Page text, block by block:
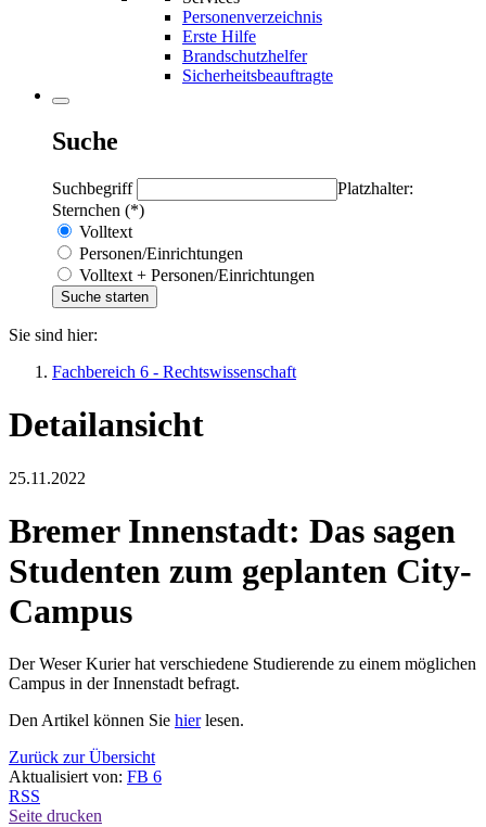
Personenverzeichnis
Erste Hilfe
Brandschutzhelfer
Sicherheitsbeauftragte
Suche
Suchbegriff
Platzhalter:
Sternchen (*)
Volltext
Personen/Einrichtungen
Volltext + Personen/Einrichtungen
Sie sind hier:
Fachbereich 6 - Rechtswissenschaft
Detailansicht
25.11.2022
Bremer Innenstadt: Das sagen
Studenten zum geplanten City-
Campus
Der Weser Kurier hat verschiedene Studierende zu einem möglichen
Campus in der Innenstadt befragt.
Den Artikel können Sie hierlesen.
Zurück zur Übersicht
Aktualisiert von: FB 6
RSS
Seite drucken